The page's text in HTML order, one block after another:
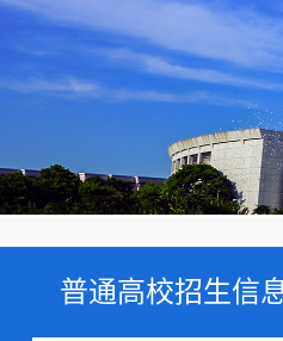
普通高校招生信